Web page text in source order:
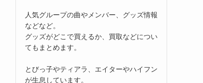
人気グループの曲やメンバー、グッズ情報
などなど。
グッズがどこで買えるか、買取などについ
てもまとめます。
とびっ子やティアラ、エイターやハイフン
が生息しています。